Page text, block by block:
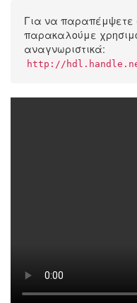
Για να παραπέμψετε
παρακαλούμε
αναγνωριστικά:
http://